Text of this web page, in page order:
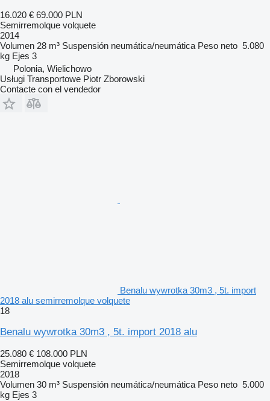
16.020 € 69.000 PLN
Semirremolque volquete
2014
Volumen 28 m³ Suspensión neumática/neumática Peso neto 5.080
kg Ejes 3
Polonia, Wielichowo
Usługi Transportowe Piotr Zborowski
Contacte con el vendedor
Benalu wywrotka 30m3 , 5t. import
2018 alu semirremolque volquete
18
Benalu wywrotka 30m3 , 5t. import 2018 alu
25.080 € 108.000 PLN
Semirremolque volquete
2018
Volumen 30 m³ Suspensión neumática/neumática Peso neto 5.000
kg Ejes 3